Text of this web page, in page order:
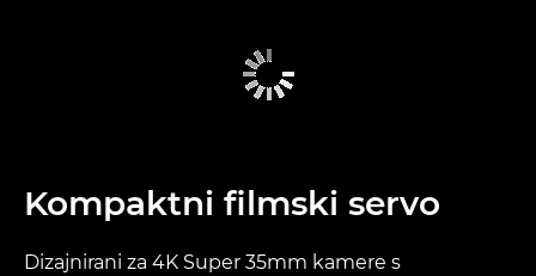
Kompaktni filmski servo
Dizajnirani za 4K Super 35mm kamere s